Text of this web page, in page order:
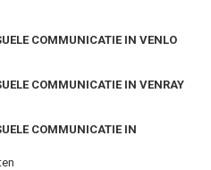
COMMUNICATIE IN VENLO
COMMUNICATIE IN VENRAY
COMMUNICATIE IN